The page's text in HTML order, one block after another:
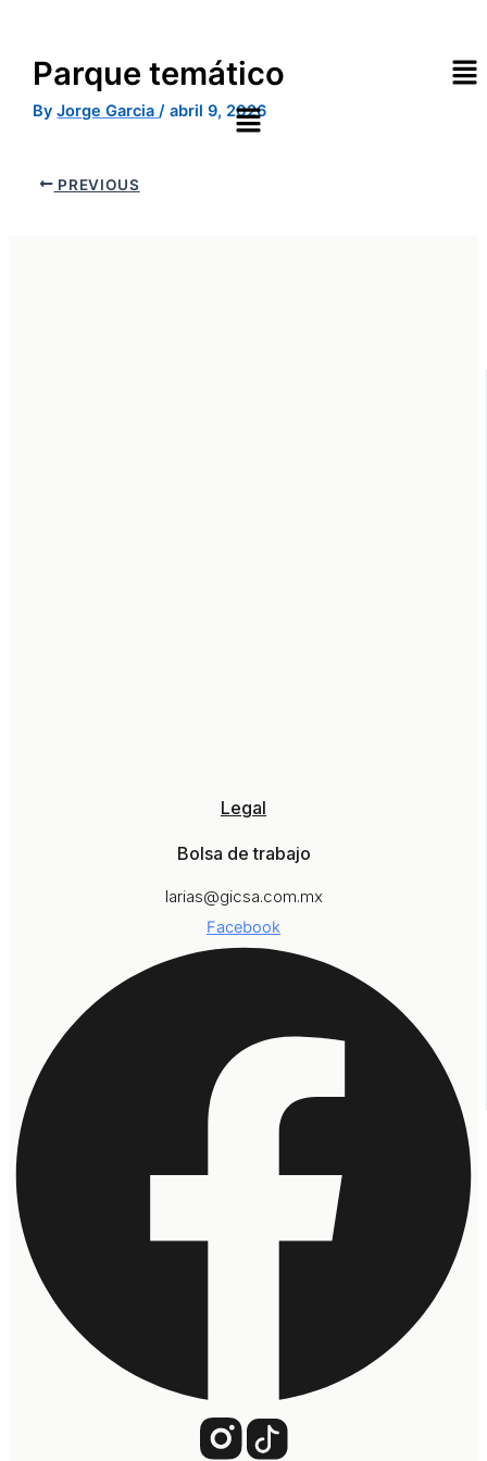
content
Parque temático
ByJorge Garcia/abril 9, 2026
PREVIOUS
Legal
Bolsa de trabajo
larias@gicsa.com.mx
Facebook